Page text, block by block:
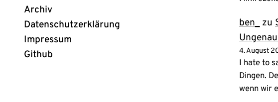
Archiv
Datenschutzerklärung
Impressum
Github
ben_ zu
4. August
I hate to
Dingen.
wenn wir